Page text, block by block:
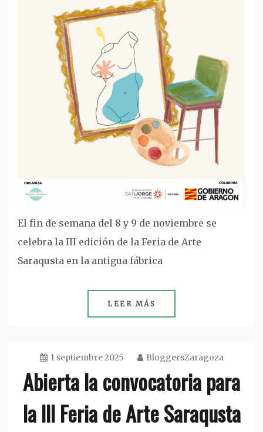
El fin de semana del 8 y 9 de noviembre se
celebra la III edición de la Feria de Arte
Saraqusta en la antigua fábrica
LEER MÁS
1 septiembre 2025 BloggersZaragoza
Abierta la convocatoria para
la III Feria de Arte Saraqusta